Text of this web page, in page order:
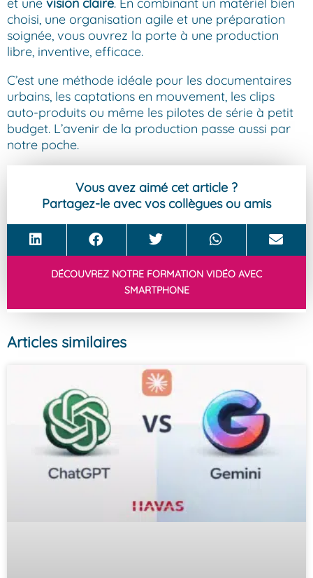
choisi, une organisation agile et une préparation
soignée, vous ouvrez la porte à une production
libre, inventive, efficace.
C’est une méthode idéale pour les documentaires
urbains, les captations en mouvement, les clips
auto-produits ou même les pilotes de série à petit
budget. L’avenir de la production passe aussi par
notre poche.
Vous avez aimé cet article ?
Partagez-le avec vos collègues ou amis
DÉCOUVREZ NOTRE FORMATION VIDÉO AVEC
SMARTPHONE
Articles similaires